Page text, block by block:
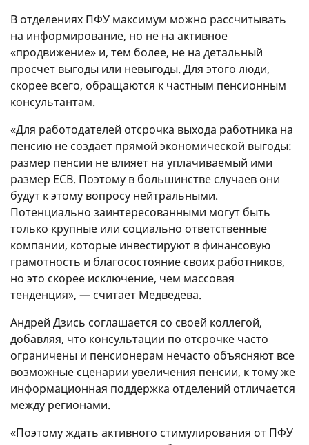
В отделениях ПФУ максимум можно рассчитывать
на информирование, но не на активное
«продвижение» и, тем более, не на детальный
просчет выгоды или невыгоды. Для этого люди,
скорее всего, обращаются к частным пенсионным
консультантам.
«Для работодателей отсрочка выхода работника на
пенсию не создает прямой экономической выгоды:
размер пенсии не влияет на уплачиваемый ими
размер ЕСВ. Поэтому в большинстве случаев они
будут к этому вопросу нейтральными.
Потенциально заинтересованными могут быть
только крупные или социально ответственные
компании, которые инвестируют в финансовую
грамотность и благосостояние своих работников,
но это скорее исключение, чем массовая
тенденция», — считает Медведева.
Андрей Дзись соглашается со своей коллегой,
добавляя, что консультации по отсрочке часто
ограничены и пенсионерам нечасто объясняют все
возможные сценарии увеличения пенсии, к тому же
информационная поддержка отделений отличается
между регионами.
«Поэтому ждать активного стимулирования от ПФУ